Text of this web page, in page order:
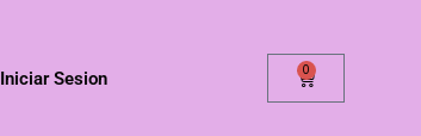
Iniciar Sesion 0